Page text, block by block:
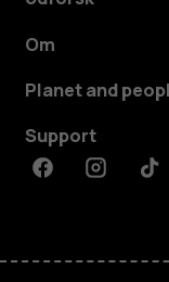
Om
Planet and
Support
FacebookInstagram